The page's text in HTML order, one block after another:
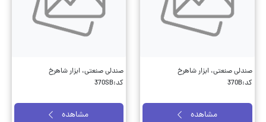
صندلی صنعتی، ابزار شاهرخ
کد:370B
مشاهده
صندلی صنعتی، ابزار شاهرخ
کد:370SB
مشاهده